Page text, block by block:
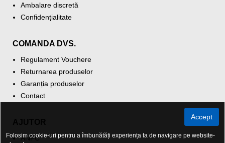
Ambalare discretă
Confidențialitate
COMANDA DVS.
Regulament Vouchere
Returnarea produselor
Garanția produselor
Contact
ANPC
Accept
Folosim cookie-uri pentru a îmbunătăți experiența ta de navigare pe website-